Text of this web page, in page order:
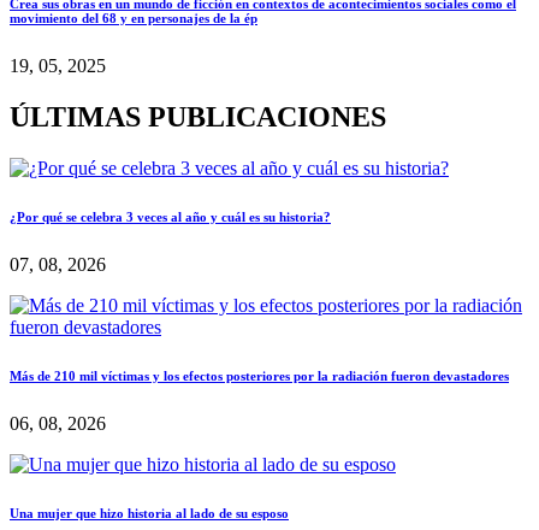
Crea sus obras en un mundo de ficción en contextos de acontecimientos sociales como el
movimiento del 68 y en personajes de la ép
19, 05, 2025
ÚLTIMAS PUBLICACIONES
¿Por qué se celebra 3 veces al año y cuál es su historia?
07, 08, 2026
Más de 210 mil víctimas y los efectos posteriores por la radiación fueron devastadores
06, 08, 2026
Una mujer que hizo historia al lado de su esposo